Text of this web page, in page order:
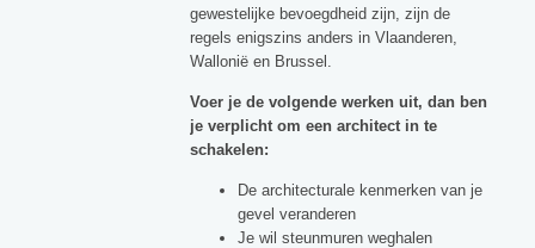
gewestelijke bevoegdheid zijn, zijn de
regels enigszins anders in Vlaanderen,
Wallonië en Brussel.
Voer je de volgende werken uit, dan ben
je verplicht om een architect in te
schakelen:
De architecturale kenmerken van je
gevel veranderen
Je wil steunmuren weghalen